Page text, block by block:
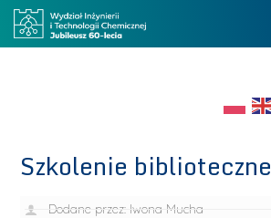
Szkolenie biblioteczne
Dodane przez: Iwona Mucha